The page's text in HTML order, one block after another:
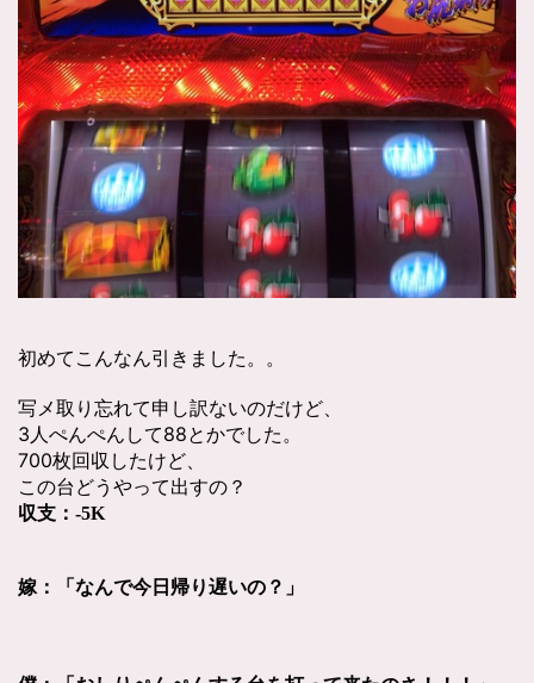
初めてこんなん引きました。。
写メ取り忘れて申し訳ないのだけど、
3人ぺんぺんして88とかでした。
700枚回収したけど、
この台どうやって出すの？
収支：-5K
嫁：「なんで今日帰り遅いの？」